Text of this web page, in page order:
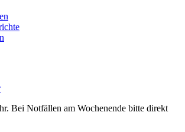
Bei Notfällen am Wochenende bitte direkt